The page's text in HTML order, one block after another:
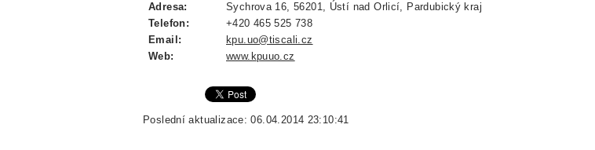
Adresa:
Sychrova 16, 56201, Ústí nad Orlicí, Pardubický kraj
Telefon:
+420 465 525 738
Email:
kpu.uo@tiscali.cz
Web:
www.kpuuo.cz
Poslední aktualizace: 06.04.2014 23:10:41